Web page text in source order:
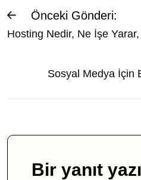
Önceki Gönderi:
Hosting Nedir, Ne İşe
Sosyal Medya İçin
Bir yanıt